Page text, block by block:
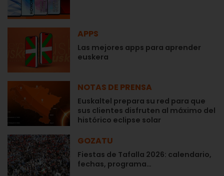
APPS
Las mejores apps para aprender
euskera
NOTAS DE PRENSA
Euskaltel prepara su red para que
sus clientes disfruten al máximo del
histórico eclipse solar
GOZATU
Fiestas de Tafalla 2026: calendario,
fechas, programa…